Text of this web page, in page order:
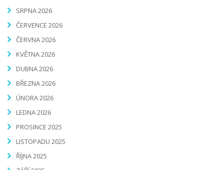
SRPNA 2026
ČERVENCE 2026
ČERVNA 2026
KVĚTNA 2026
DUBNA 2026
BŘEZNA 2026
ÚNORA 2026
LEDNA 2026
PROSINCE 2025
LISTOPADU 2025
ŘÍJNA 2025